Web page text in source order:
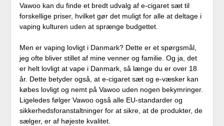
Vawoo kan du finde et bredt udvalg af e-cigaret sæt til
forskellige priser, hvilket gør det muligt for alle at deltage i
vaping kulturen uden at sprænge budgettet.
Men er vaping lovligt i Danmark? Dette er et spørgsmål,
jeg ofte bliver stillet af mine venner og familie. Og ja, det
er helt lovligt at vape i Danmark, så længe du er over 18
år. Dette betyder også, at e-cigaret sæt og e-væsker kan
købes lovligt og nemt på Vawoo uden nogen bekymringer.
Ligeledes følger Vawoo også alle EU-standarder og
sikkerhedsforanstaltninger for at sikre, at de produkter, de
sælger, er af højeste kvalitet.